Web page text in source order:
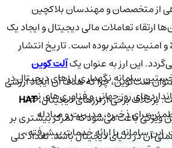
از متخصصان و مهندسان بلاکچین
تعاملات مالی دیجیتال و ایجاد یک
امنیت بیشتر بوده است. تاریخ انتشار
این ارز به عنوان یکآلت‌ کوین
شت‌کوین، چرا که هدف آن ایجاد ارزشی
برخلاف برخی از ارزهای دیجیتال،HAT
ویژگی باعث می‌شود که تمرکز بیشتری بر
آن در دنیای دیجیتال باشد. تعداد کلی
سامانه نگهداری ارزهای دیجیتال در
روز جهانی و فناوری‌های نوین
برای ذخیره، مدیریت و مبادله
سامانه با ارائه خدمات پیشرفته،